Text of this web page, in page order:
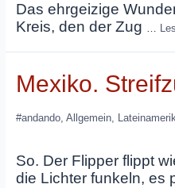
Das ehrgeizige
Kreis, den der Zug …
Mexiko.
#andando, Allgemein,
So. Der Flipper flippt
die Lichter funkeln, es